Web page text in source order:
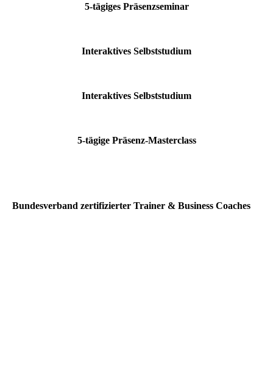
5-tägiges Präsenzseminar
Interaktives Selbststudium
Interaktives Selbststudium
5-tägige Präsenz-Masterclass
Bundesverband zertifizierter Trainer & Business Coaches